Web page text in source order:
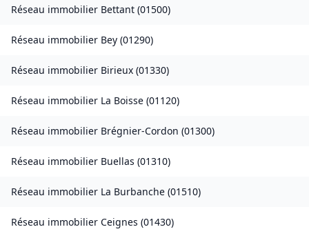
Réseau immobilier Bettant (01500)
Réseau immobilier Bey (01290)
Réseau immobilier Birieux (01330)
Réseau immobilier La Boisse (01120)
Réseau immobilier Brégnier-Cordon (01300)
Réseau immobilier Buellas (01310)
Réseau immobilier La Burbanche (01510)
Réseau immobilier Ceignes (01430)